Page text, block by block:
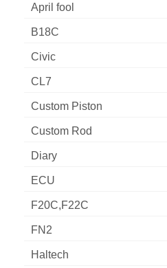
April fool
B18C
Civic
CL7
Custom Piston
Custom Rod
Diary
ECU
F20C,F22C
FN2
Haltech